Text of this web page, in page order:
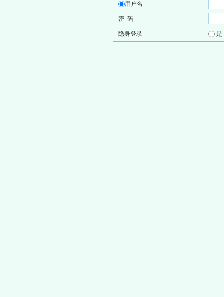
用户名
密 码
隐身登录